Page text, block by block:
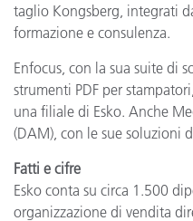
taglio Kongsberg, integrati
formazione e consulenza.
Enfocus, con la sua suite di
strumenti PDF per
una filiale di Esko. Anche
(DAM), con le sue soluzioni
Fatti e cifre
Esko conta su circa 1.500
organizzazione di vendita